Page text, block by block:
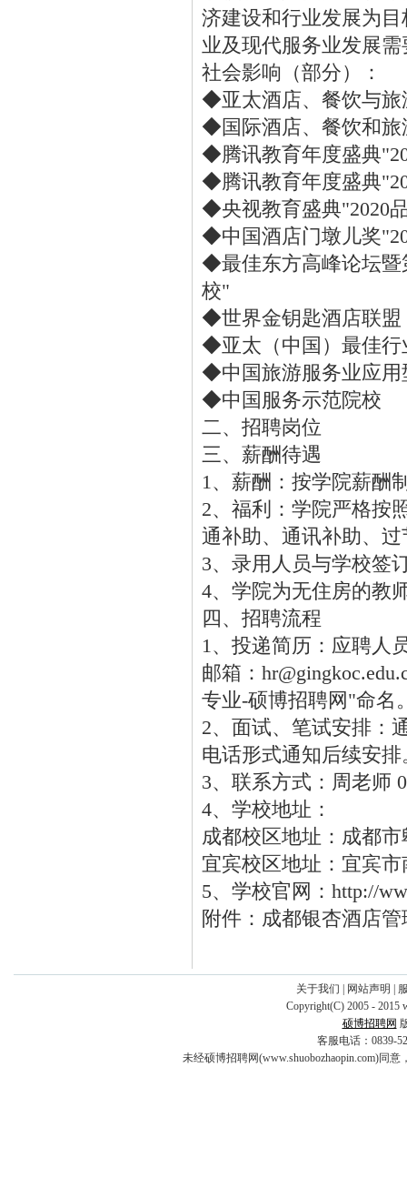
济建设和行业发展为
业及现代服务业发展
社会影响（部分）：
◆亚太酒店、餐饮与旅
◆国际酒店、餐饮和旅
◆腾讯教育年度盛典
◆腾讯教育年度盛典
◆央视教育盛典"2020
◆中国酒店门墩儿奖
◆最佳东方高峰论坛暨
校"
◆世界金钥匙酒店联盟
◆亚太（中国）最佳行
◆中国旅游服务业应用
◆中国服务示范院校
二、招聘岗位
三、薪酬待遇
1、薪酬：按学院薪酬
2、福利：学院严格按
通补助、通讯补助、
3、录用人员与学校签
4、学院为无住房的教
四、招聘流程
1、投递简历：应聘人
邮箱：
专业-硕博招聘网"命名
2、面试、笔试安排：
电话形式通知后续安排
3、联系方式：周老师
4、学校地址：
成都校区地址：成都
宜宾校区地址：宜宾
5、学校官网：http://
附件：成都银杏酒店
关于我们 网站声明
Copyright(C) 2005 - 2015
硕博招聘网
客服电话：0839-
未经硕博招聘网(www.shuobozhaopin.com)同